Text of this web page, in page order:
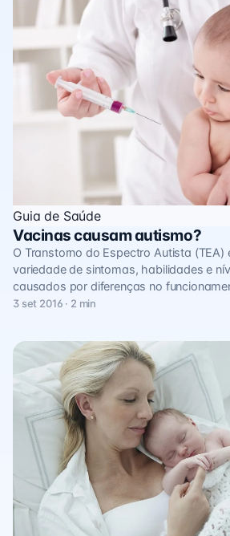
Guia de Saúde
Vacinas causam autismo?
O Transtorno do Espectro Autista
variedade de sintomas, habilidades e
causados por diferenças no
3 set 2016 · 2 min